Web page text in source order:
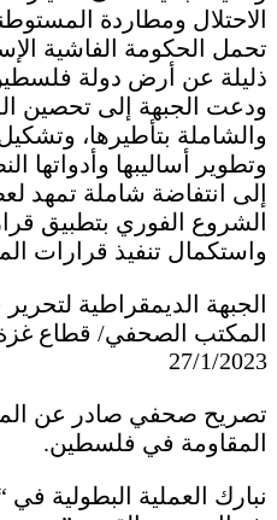
الاحتلال ومطاردة
تحمل الحكومة الفاشية
ذليلة عن أرض دولة
ودعت الجبهة إلى تحصين
والشاملة بتأطيرها،
وتطوير أساليبها وأدواتها
إلى انتفاضة شاملة تمهد
الشروع الفوري بتطبيق
واستكمال تنفيذ قرارات
الجبهة الديمقراطية
المكتب الصحفي/ قطاع
27/1/2023
تصريح صحفي صادر عن
المقاومة في فلسطين.
نبارك العملية البطولية